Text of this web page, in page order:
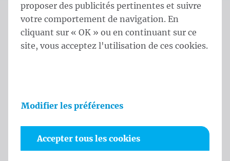
Bâches de chantier 175x335
cm PVC Frontlit rings every
proposer des publicités pertinentes et suivre
votre comportement de navigation. En
cliquant sur « OK » ou en continuant sur ce
site, vous acceptez l'utilisation de ces cookies.
Modifier les préférences
Accepter tous les cookies